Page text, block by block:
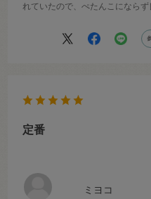
れていたので、ぺたんこにならず
ミヨコ
定番